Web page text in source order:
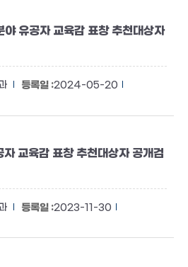
유공자 교육감 표창 추천대상자
2024-05-20
교육감 표창 추천대상자 공개검
2023-11-30